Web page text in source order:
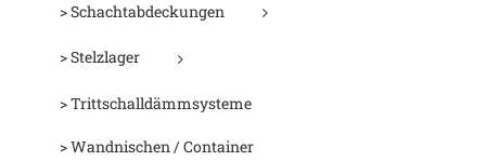
> Schachtabdeckungen
> Stelzlager
> Trittschalldämmsysteme
> Wandnischen / Container